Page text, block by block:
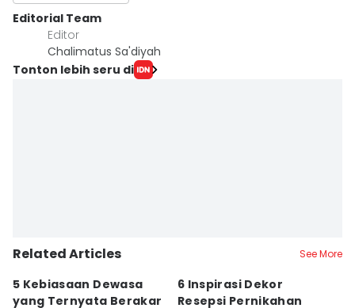
Editorial Team
Editor
Chalimatus Sa'diyah
Tonton lebih seru di
Related Articles See More
5 Kebiasaan Dewasa
yang Ternyata Berakar
6 Inspirasi Dekor
Resepsi Pernikahan